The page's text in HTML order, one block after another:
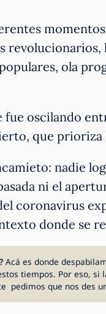
ola
fue oscilando
que
nadie
ni el
coronavirus
donde se
Acá es donde
tiempos. Por eso, si
pedimos que nos des